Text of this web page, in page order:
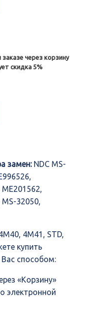
через корзину
скидка 5%
замен:NDC MS-
32050,
4M41, STD,
купить
способом:
«Корзину»
электронной